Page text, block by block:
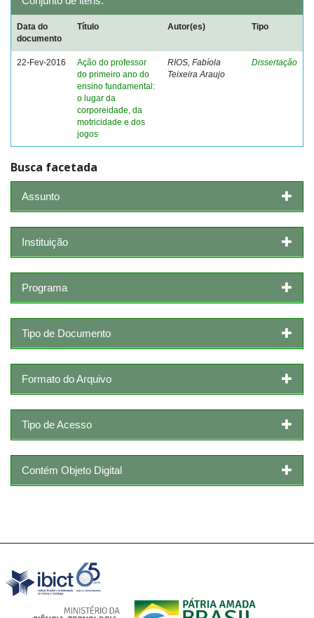
Data do
documento
Título Autor(es) Tipo
22-Fev-2016
Ação do professor
do primeiro ano do
ensino fundamental:
o lugar da
corporeidade, da
motricidade e dos
jogos
RIOS, Fabíola
Teixeira Araujo
Dissertação
Busca facetada
Assunto
Instituição
Programa
Tipo de Documento
Formato do Arquivo
Tipo de Acesso
Contém Objeto Digital